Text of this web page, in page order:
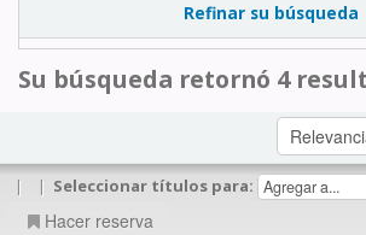
Refinar su búsqueda
Su búsqueda retornó 4
| | Seleccionar títulos para:
Hacer reserva